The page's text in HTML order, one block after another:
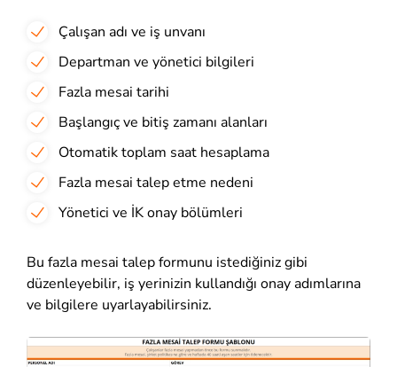
Çalışan adı ve iş unvanı
Departman ve yönetici bilgileri
Fazla mesai tarihi
Başlangıç ve bitiş zamanı alanları
Otomatik toplam saat hesaplama
Fazla mesai talep etme nedeni
Yönetici ve İK onay bölümleri
Bu fazla mesai talep formunu istediğiniz gibi
düzenleyebilir, iş yerinizin kullandığı onay adımlarına
ve bilgilere uyarlayabilirsiniz.